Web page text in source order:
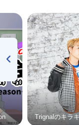
Trignalのキラ